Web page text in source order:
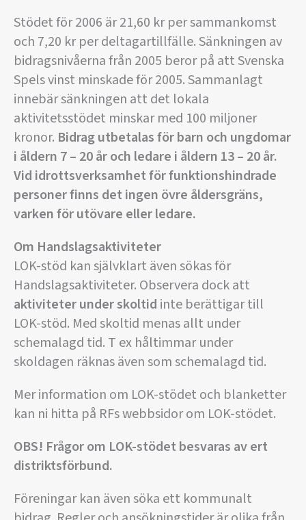
Stödet för 2006 är 21,60 kr per sammankomst
och 7,20 kr per deltagartillfälle. Sänkningen av
bidragsnivåerna från 2005 beror på att Svenska
Spels vinst minskade för 2005. Sammanlagt
innebär sänkningen att det lokala
aktivitetsstödet minskar med 100 miljoner
kronor. Bidrag utbetalas för barn och ungdomar
i åldern 7 – 20 år och ledare i åldern 13 – 20 år.
Vid idrottsverksamhet för funktionshindrade
personer finns det ingen övre åldersgräns,
varken för utövare eller ledare.
Om Handslagsaktiviteter
LOK-stöd kan självklart även sökas för
Handslagsaktiviteter. Observera dock att
aktiviteter under skoltid inte berättigar till
LOK-stöd. Med skoltid menas allt under
schemalagd tid. T ex håltimmar under
skoldagen räknas även som schemalagd tid.
Mer information om LOK-stödet och blanketter
kan ni hitta på RFs webbsidor om LOK-stödet.
OBS! Frågor om LOK-stödet besvaras av ert
distriktsförbund.
Föreningar kan även söka ett kommunalt